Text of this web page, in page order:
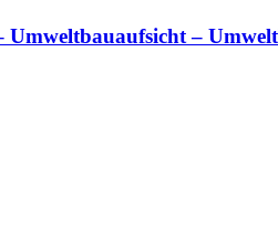
Umweltbauaufsicht –